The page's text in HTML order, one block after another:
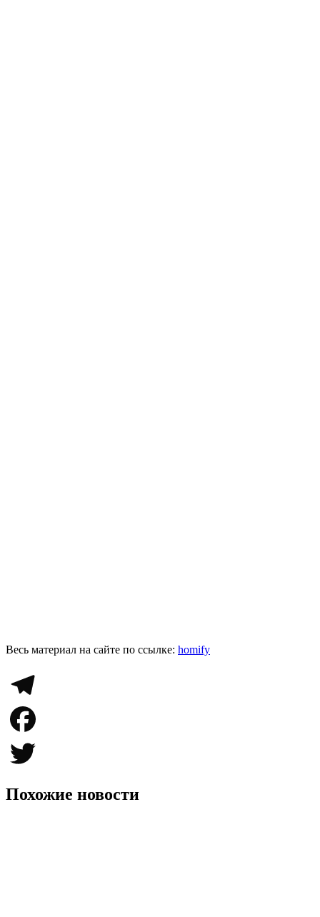
Весь материал на сайте по ссылке: homify
Telegram
Facebook
Twitter
Похожие новости